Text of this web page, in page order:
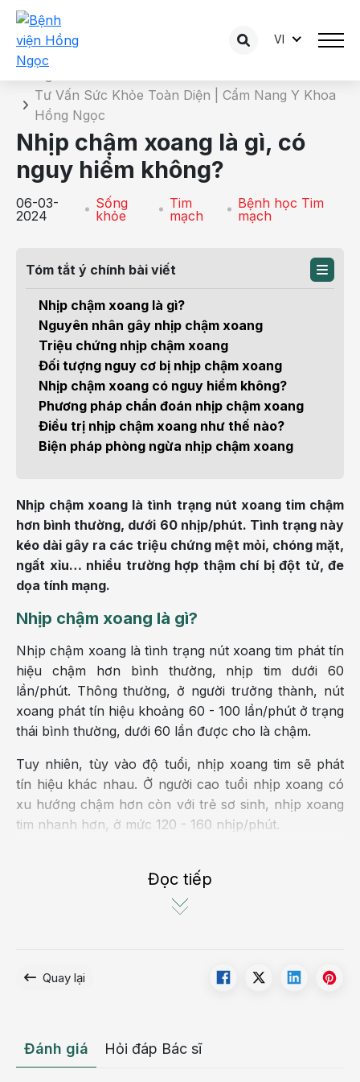
VI
Chi tiết bài tư vấn
Tư Vấn Sức Khỏe Toàn Diện | Cẩm Nang Y Khoa
Hồng Ngọc
Nhịp chậm xoang là gì, có
nguy hiểm không?
06-03-
2024
Sống
khỏe
Tim
mạch
Bệnh học Tim
mạch
Tóm tắt ý chính bài viết
Nhịp chậm xoang là gì?
Nguyên nhân gây nhịp chậm xoang
Triệu chứng nhịp chậm xoang
Đối tượng nguy cơ bị nhịp chậm xoang
Nhịp chậm xoang có nguy hiểm không?
Phương pháp chẩn đoán nhịp chậm xoang
Điều trị nhịp chậm xoang như thế nào?
Biện pháp phòng ngừa nhịp chậm xoang
Nhịp chậm xoang là tình trạng nút xoang tim chậm
hơn bình thường, dưới 60 nhịp/phút. Tình trạng này
kéo dài gây ra các triệu chứng mệt mỏi, chóng mặt,
ngất xỉu… nhiều trường hợp thậm chí bị đột tử, đe
dọa tính mạng.
Nhịp chậm xoang là gì?
Nhịp chậm xoang là tình trạng nút xoang tim phát tín
hiệu chậm hơn bình thường, nhịp tim dưới 60
lần/phút. Thông thường, ở người trưởng thành, nút
xoang phát tín hiệu khoảng 60 - 100 lần/phút ở trạng
thái bình thường, dưới 60 lần được cho là chậm.
Tuy nhiên, tùy vào độ tuổi, nhịp xoang tim sẽ phát
tín hiệu khác nhau. Ở người cao tuổi nhịp xoang có
xu hướng chậm hơn còn với trẻ sơ sinh, nhịp xoang
tim nhanh hơn, ở mức 120 - 160 nhịp/phút.
Đọc tiếp
Quay lại
Đánh giá Hỏi đáp Bác sĩ